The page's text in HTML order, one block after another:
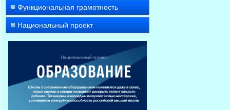
Функциональная грамотность
Национальный проект